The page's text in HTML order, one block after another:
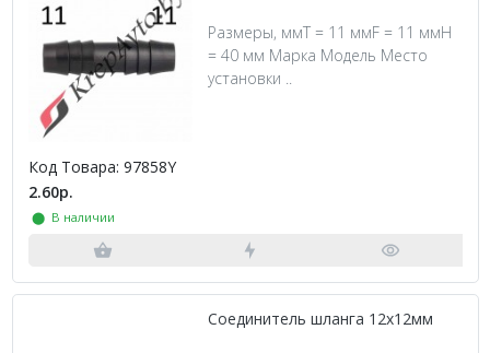
Размеры, ммT = 11 ммF = 11 ммH
= 40 мм Марка Модель Место
установки ..
Код Товара: 97858Y
2.60р.
⬤ В наличии
Соединитель шланга 12х12мм